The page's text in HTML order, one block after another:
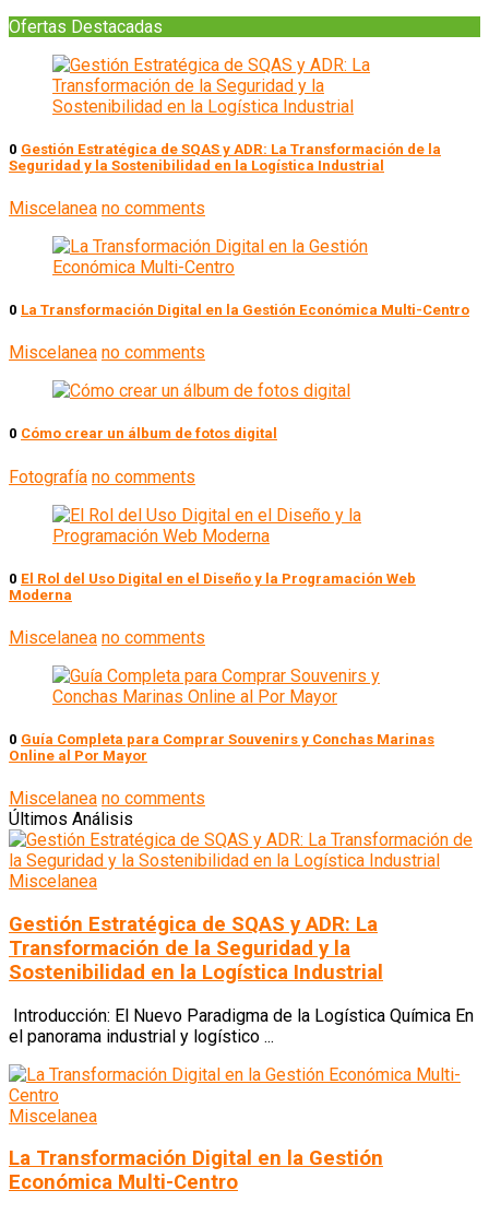
Ofertas Destacadas
0 Gestión Estratégica de SQAS y ADR: La Transformación de la
Seguridad y la Sostenibilidad en la Logística Industrial
Miscelanea no comments
0 La Transformación Digital en la Gestión Económica Multi-Centro
Miscelanea no comments
0 Cómo crear un álbum de fotos digital
Fotografía no comments
0 El Rol del Uso Digital en el Diseño y la Programación Web
Moderna
Miscelanea no comments
0 Guía Completa para Comprar Souvenirs y Conchas Marinas
Online al Por Mayor
Miscelanea no comments
Últimos Análisis
Miscelanea
Gestión Estratégica de SQAS y ADR: La
Transformación de la Seguridad y la
Sostenibilidad en la Logística Industrial
Introducción: El Nuevo Paradigma de la Logística Química En
el panorama industrial y logístico ...
Miscelanea
La Transformación Digital en la Gestión
Económica Multi-Centro